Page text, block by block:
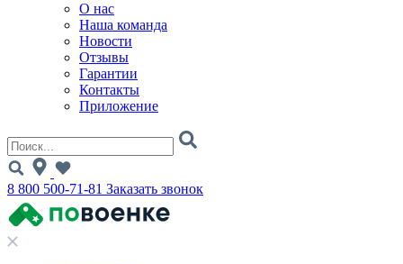
О нас
Наша команда
Новости
Отзывы
Гарантии
Контакты
Приложение
8 800 500-71-81 Заказать звонок